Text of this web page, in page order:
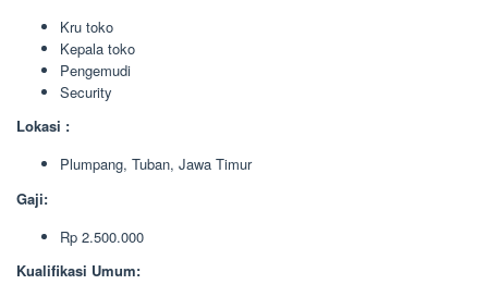
Kru toko
Kepala toko
Pengemudi
Security
Lokasi :
Plumpang, Tuban, Jawa Timur
Gaji:
Rp 2.500.000
Kualifikasi Umum: